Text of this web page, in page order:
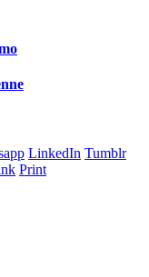
LinkedIn Tumblr
Print